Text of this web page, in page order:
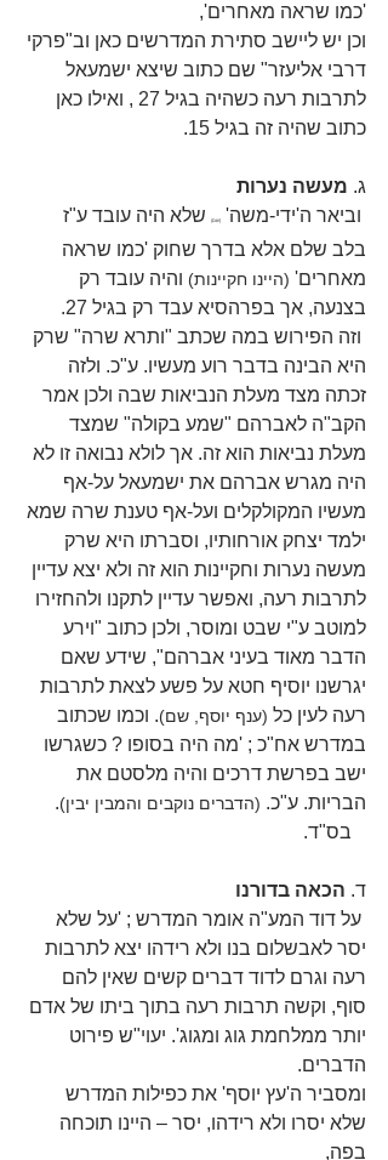
'כמו שראה מאחרים',
וכן יש ליישב סתירת המדרשים כאן וב"פרקי
דרבי אליעזר" שם כתוב שיצא ישמעאל
לתרבות רעה כשהיה בגיל 27 , ואילו כאן
כתוב שהיה זה בגיל 15.
ג. מעשה נערות
(שם)
שלא היה עובד ע"ז
בלב שלם אלא בדרך שחוק 'כמו שראה
מאחרים' (היינו חקיינות) והיה עובד רק
בצנעה, אך בפרהסיא עבד רק בגיל 27.
וזה הפירוש במה שכתב "ותרא שרה" שרק
היא הבינה בדבר רוע מעשיו. ע"כ. ולזה
זכתה מצד מעלת הנביאות שבה ולכן אמר
הקב"ה לאברהם "שמע בקולה" שמצד
מעלת נביאות הוא זה. אך לולא נבואה זו לא
היה מגרש אברהם את ישמעאל על-אף
מעשיו המקולקלים ועל-אף טענת שרה שמא
ילמד יצחק אורחותיו, וסברתו היא שרק
מעשה נערות וחקיינות הוא זה ולא יצא עדיין
לתרבות רעה, ואפשר עדיין לתקנו ולהחזירו
למוטב ע"י שבט ומוסר, ולכן כתוב "וירע
הדבר מאוד בעיני אברהם", שידע שאם
יגרשנו יוסיף חטא על פשע לצאת לתרבות
רעה לעין כל (ענף יוסף, שם). וכמו שכתוב
במדרש אח"כ ; 'מה היה בסופו ? כשגרשו
ישב בפרשת דרכים והיה מלסטם את
הבריות. ע"כ. (הדברים נוקבים והמבין יבין).
ד. הכאה בדורנו
על דוד המע"ה אומר המדרש ; 'על שלא
יסר לאבשלום בנו ולא רידהו יצא לתרבות
רעה וגרם לדוד דברים קשים שאין להם
סוף, וקשה תרבות רעה בתוך ביתו של אדם
יותר ממלחמת גוג ומגוג'. יעוי"ש פירוט
הדברים.
ומסביר ה'עץ יוסף' את כפילות המדרש
שלא יסרו ולא רידהו, יסר – היינו תוכחה
בפה,